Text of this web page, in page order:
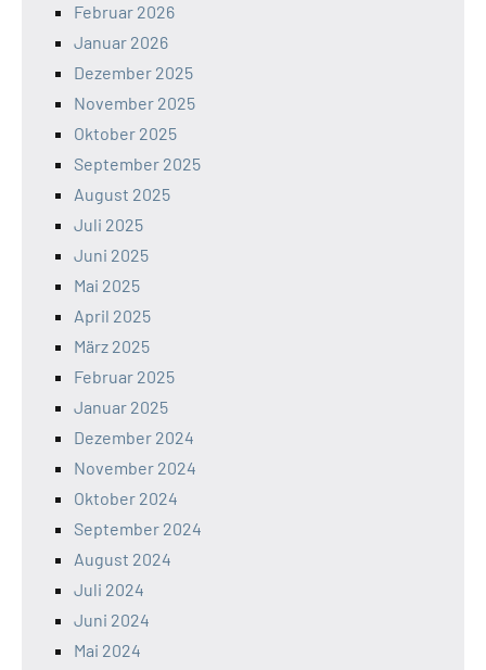
Februar 2026
Januar 2026
Dezember 2025
November 2025
Oktober 2025
September 2025
August 2025
Juli 2025
Juni 2025
Mai 2025
April 2025
März 2025
Februar 2025
Januar 2025
Dezember 2024
November 2024
Oktober 2024
September 2024
August 2024
Juli 2024
Juni 2024
Mai 2024